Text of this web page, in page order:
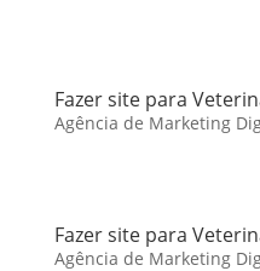
Fazer site para
Agência de Marketing
Fazer site para
Agência de Marketing